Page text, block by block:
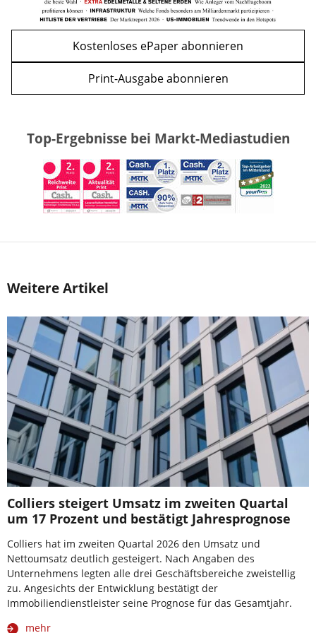
Kostenloses ePaper abonnieren
Print-Ausgabe abonnieren
Top-Ergebnisse bei Markt-Mediastudien
Weitere Artikel
Colliers steigert Umsatz im zweiten Quartal
um 17 Prozent und bestätigt Jahresprognose
Colliers hat im zweiten Quartal 2026 den Umsatz und
Nettoumsatz deutlich gesteigert. Nach Angaben des
Unternehmens legten alle drei Geschäftsbereiche zweistellig
zu. Angesichts der Entwicklung bestätigt der
Immobiliendienstleister seine Prognose für das Gesamtjahr.
mehr